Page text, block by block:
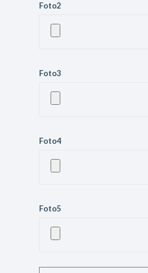
Foto2
Foto3
Foto4
Foto5